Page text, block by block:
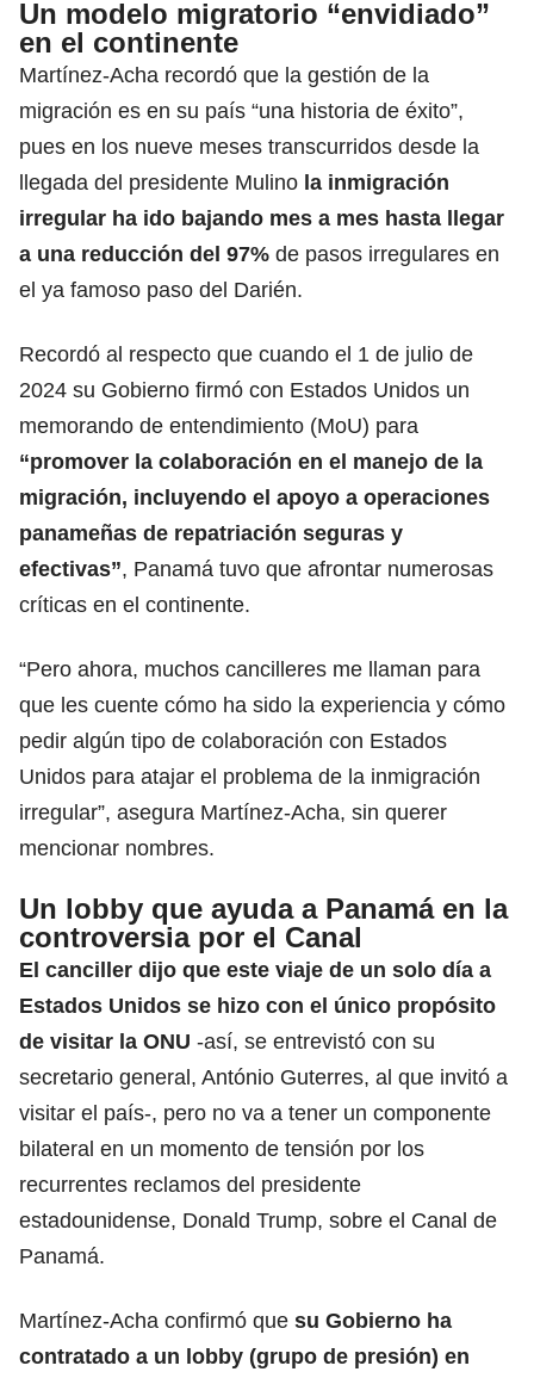
Un modelo migratorio “envidiado”
en el continente
Martínez-Acha recordó que la gestión de la
migración es en su país “una historia de éxito”,
pues en los nueve meses transcurridos desde la
llegada del presidente Mulino la inmigración
irregular ha ido bajando mes a mes hasta llegar
a una reducción del 97% de pasos irregulares en
el ya famoso paso del Darién.
Recordó al respecto que cuando el 1 de julio de
2024 su Gobierno firmó con Estados Unidos un
memorando de entendimiento (MoU) para
“promover la colaboración en el manejo de la
migración, incluyendo el apoyo a operaciones
panameñas de repatriación seguras y
efectivas”, Panamá tuvo que afrontar numerosas
críticas en el continente.
“Pero ahora, muchos cancilleres me llaman para
que les cuente cómo ha sido la experiencia y cómo
pedir algún tipo de colaboración con Estados
Unidos para atajar el problema de la inmigración
irregular”, asegura Martínez-Acha, sin querer
mencionar nombres.
Un lobby que ayuda a Panamá en la
controversia por el Canal
El canciller dijo que este viaje de un solo día a
Estados Unidos se hizo con el único propósito
de visitar la ONU -así, se entrevistó con su
secretario general, António Guterres, al que invitó a
visitar el país-, pero no va a tener un componente
bilateral en un momento de tensión por los
recurrentes reclamos del presidente
estadounidense, Donald Trump, sobre el Canal de
Panamá.
Martínez-Acha confirmó que su Gobierno ha
contratado a un lobby (grupo de presión) en